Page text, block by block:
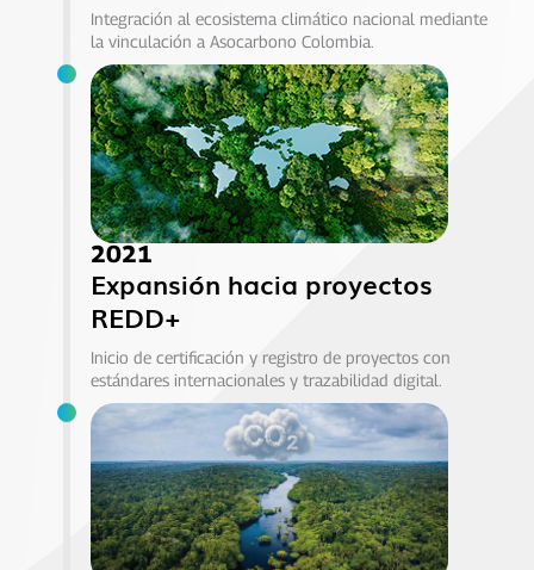
Integración al ecosistema climático nacional mediante
la vinculación a Asocarbono Colombia.
2021
Expansión hacia proyectos
REDD+
Inicio de certificación y registro de proyectos con
estándares internacionales y trazabilidad digital.